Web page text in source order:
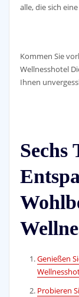
alle, die sich
Kommen Sie
Wellnesshotel
Ihnen
Sechs
Genießen
Probieren